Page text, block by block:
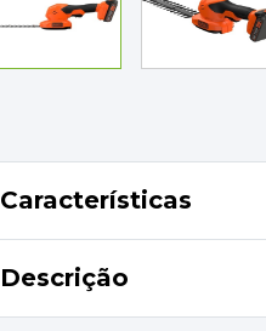
Características
Descrição